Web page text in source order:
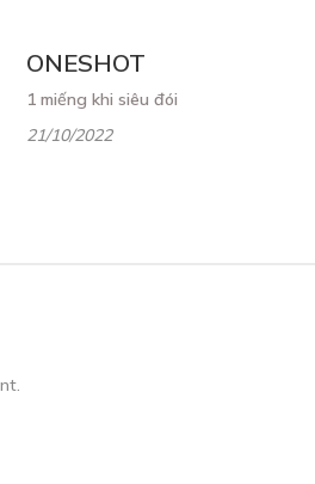
ONESHOT
1 miếng khi siêu đói
21/10/2022